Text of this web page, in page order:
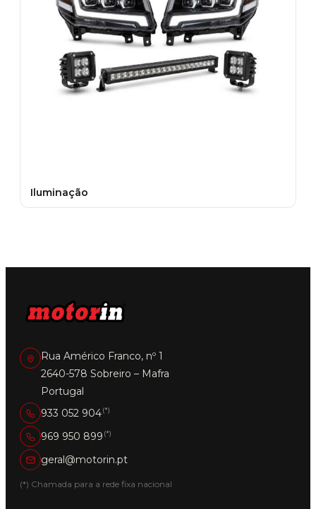
Iluminação
Rua Américo Franco, nº 1
2640-578 Sobreiro – Mafra
Portugal
933 052 904(*)
969 950 899 (*)
geral@motorin.pt
(*) Chamada para a rede fixa nacional